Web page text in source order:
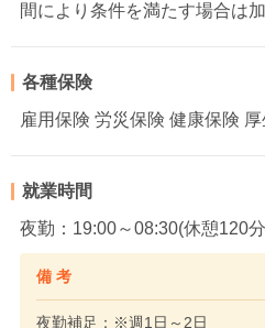
間により条件を満たす場合は
各種保険
雇用保険 労災保険 健康保険
就業時間
夜勤：19:00～08:30(休憩120
備 考
夜勤補足：※週1日～2日